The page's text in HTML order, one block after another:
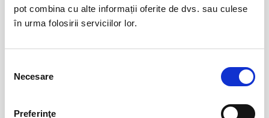
pot combina cu alte informații oferite de dvs. sau culese
în urma folosirii serviciilor lor.
consimțământului
Necesare
Preferinţe
Turtita Nazdravana @ Hard Rock Cafe
16